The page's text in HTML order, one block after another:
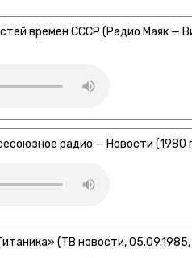
времен СССР (Радио Маяк —
радио — Новости (1980
(ТВ новости,